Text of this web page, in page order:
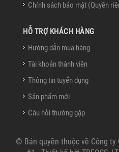
Chính sách bảo mật (Quyền
HỖ TRỢ KHÁCH HÀNG
Hướng dẫn mua hàng
Tài khoản thành viên
Thông tin tuyển dụng
Sản phẩm mới
Câu hỏi thường gặp
© Bản quyền thuộc về Công ty